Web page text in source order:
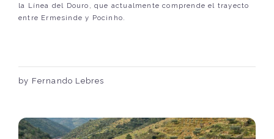
la Línea del Douro, que actualmente comprende el trayecto
entre Ermesinde y Pocinho.
by Fernando Lebres